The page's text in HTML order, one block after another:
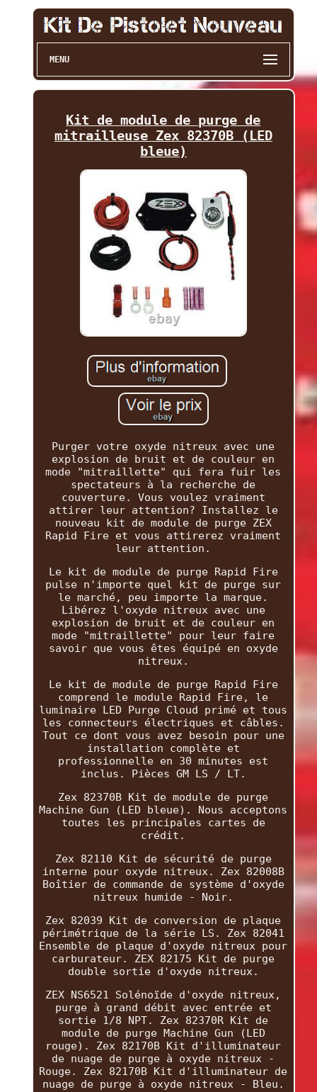
MENU
Kit de module de purge de
mitrailleuse Zex 82370B (LED
bleue)
Purger votre oxyde nitreux avec une
explosion de bruit et de couleur en
mode "mitraillette" qui fera fuir les
spectateurs à la recherche de
couverture. Vous voulez vraiment
attirer leur attention? Installez le
nouveau kit de module de purge ZEX
Rapid Fire et vous attirerez vraiment
leur attention.
Le kit de module de purge Rapid Fire
pulse n'importe quel kit de purge sur
le marché, peu importe la marque.
Libérez l'oxyde nitreux avec une
explosion de bruit et de couleur en
mode "mitraillette" pour leur faire
savoir que vous êtes équipé en oxyde
nitreux.
Le kit de module de purge Rapid Fire
comprend le module Rapid Fire, le
luminaire LED Purge Cloud primé et tous
les connecteurs électriques et câbles.
Tout ce dont vous avez besoin pour une
installation complète et
professionnelle en 30 minutes est
inclus. Pièces GM LS / LT.
Zex 82370B Kit de module de purge
Machine Gun (LED bleue). Nous acceptons
toutes les principales cartes de
crédit.
Zex 82110 Kit de sécurité de purge
interne pour oxyde nitreux. Zex 82008B
Boîtier de commande de système d'oxyde
nitreux humide - Noir.
Zex 82039 Kit de conversion de plaque
périmétrique de la série LS. Zex 82041
Ensemble de plaque d'oxyde nitreux pour
carburateur. ZEX 82175 Kit de purge
double sortie d'oxyde nitreux.
ZEX NS6521 Solénoïde d'oxyde nitreux,
purge à grand débit avec entrée et
sortie 1/8 NPT. Zex 82370R Kit de
module de purge Machine Gun (LED
rouge). Zex 82170B Kit d'illuminateur
de nuage de purge à oxyde nitreux -
Rouge. Zex 82170B Kit d'illuminateur de
nuage de purge à oxyde nitreux - Bleu.